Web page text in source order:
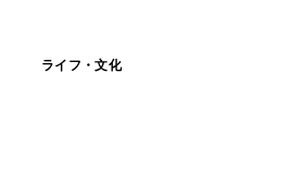
ライフ・文化